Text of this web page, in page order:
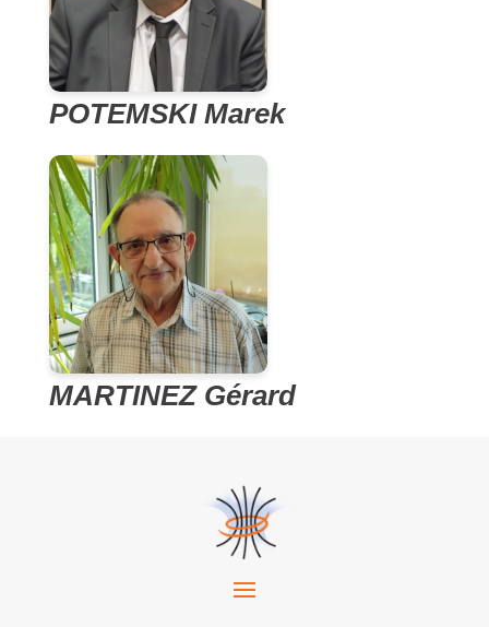
POTEMSKI Marek
MARTINEZ Gérard